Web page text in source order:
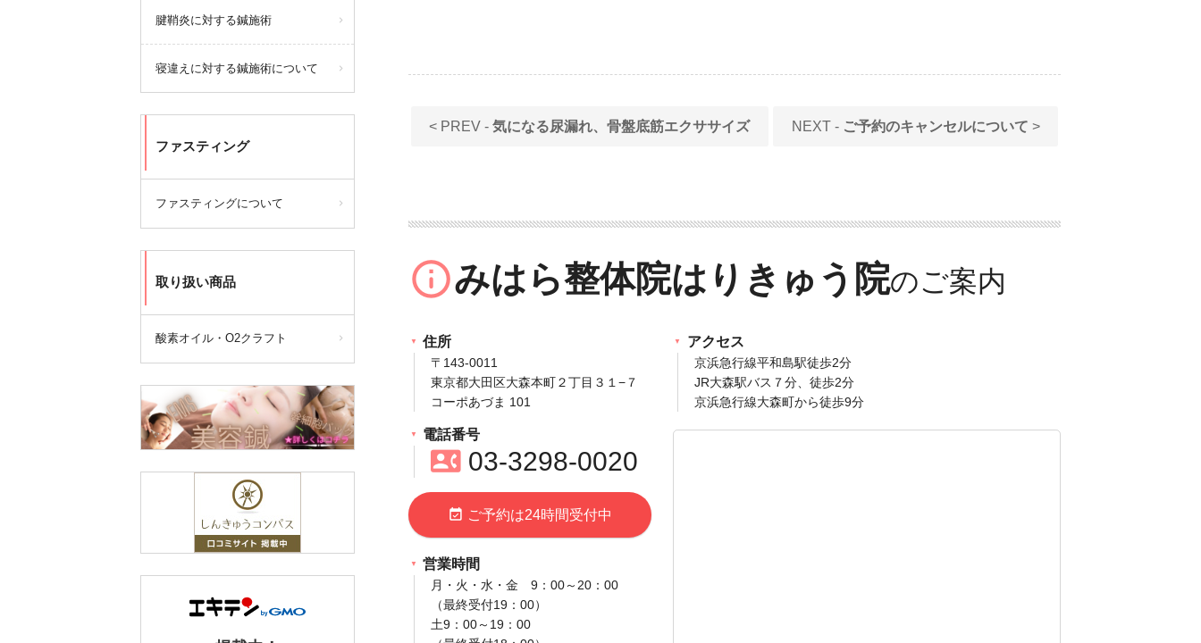
< PREV -気になる尿漏れ、骨盤底筋エクササイズ NEXT - ご予約のキャンセルについて >
info_outlineみはら整体院はりきゅう院
住所
〒143‐0011
東京都大田区大森本町２丁目３１−７
コーポあづま 101
電話番号
contact_phone03‐3298‐0020
event_available ご予約は24時間受付中
営業時間
月・火・水・金 9：00～20：00
（最終受付19：00）
土9：00～19：00
アクセス
京浜急行線平和島駅徒歩2分
JR大森駅バス７分、徒歩2分
京浜急行線大森町から徒歩9分
腱鞘炎に対する鍼施術
寝違えに対する鍼施術について
ファスティング
ファスティングについて
取り扱い商品
酸素オイル・O2クラフト